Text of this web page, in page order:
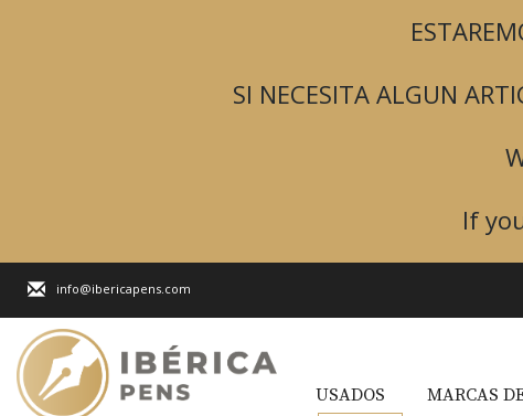
SI NECESITA ALGUN
If
info@ibericapens.com
USADOS MARCAS